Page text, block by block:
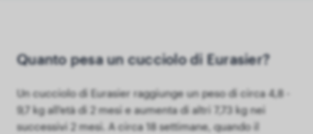
Quanto pesa un cucciolo di Eurasier?
Un cucciolo di Eurasier raggiunge un peso di circa 4,8 -
9,7 kg all'età di 2 mesi e aumenta di altri 7,73 kg nei
successivi 2 mesi. A circa 18 settimane, quando il